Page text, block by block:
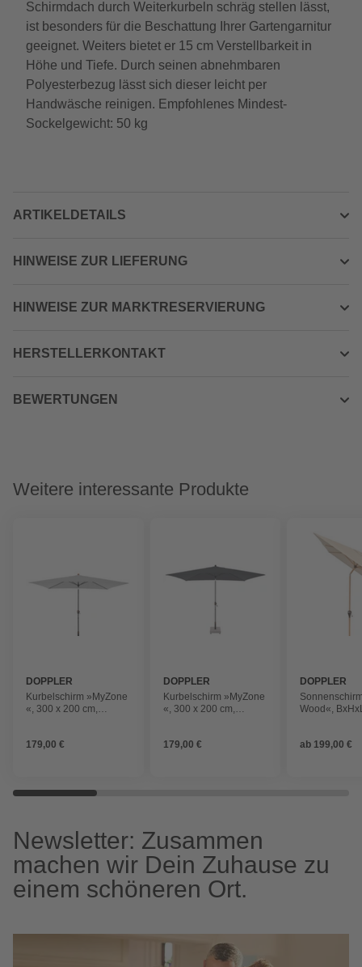
Schirmdach durch Weiterkurbeln schräg stellen lässt,
ist besonders für die Beschattung Ihrer Gartengarnitur
geeignet. Weiters bietet er 15 cm Verstellbarkeit in
Höhe und Tiefe. Durch seinen abnehmbaren
Polyesterbezug lässt sich dieser leicht per
Handwäsche reinigen. Empfohlenes Mindest-
Sockelgewicht: 50 kg
ARTIKELDETAILS
HINWEISE ZUR LIEFERUNG
HINWEISE ZUR MARKTRESERVIERUNG
HERSTELLERKONTAKT
BEWERTUNGEN
Weitere interessante Produkte
DOPPLER
Kurbelschirm »MyZone
«, 300 x 200 cm,
179,00 €
DOPPLER
Kurbelschirm »MyZone
«, 300 x 200 cm,
179,00 €
DOPPLER
Wood«,
ab 199,00 €
Newsletter: Zusammen
machen wir Dein Zuhause zu
einem schöneren Ort.